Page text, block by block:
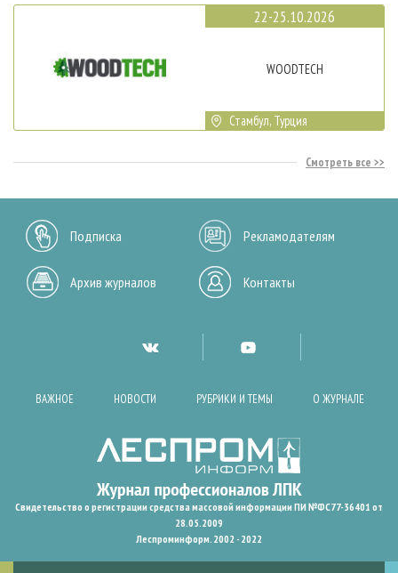
22-25.10.2026
WOODTECH
Стамбул, Турция
Смотреть все
Подписка Рекламодателям
Архив журналов Контакты
ВАЖНОЕ НОВОСТИ РУБРИКИ И ТЕМЫ О ЖУРНАЛЕ
Свидетельство о регистрации средства массовой информации ПИ №ФС77-36401 от
28.05.2009
Леспроминформ. 2002 - 2022